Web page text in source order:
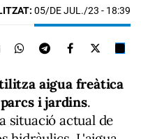
05/DE JUL./23 - 18:39
aigua freàtica
i jardins.
situació actual de